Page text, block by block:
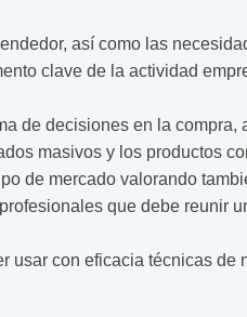
así como las
clave de la actividad
de decisiones en la
masivos y los productos
de mercado valorando
que debe reunir
usar con eficacia técnicas